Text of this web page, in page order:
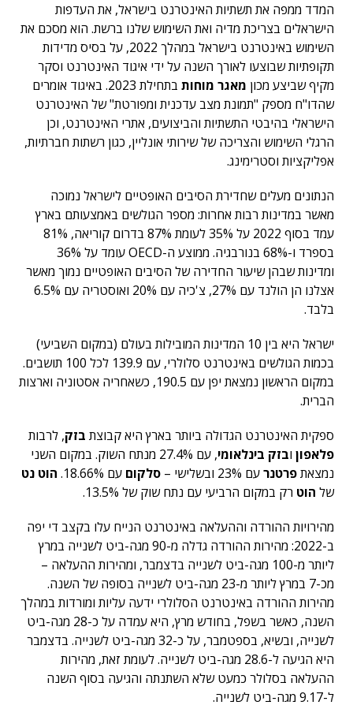
המדד ממפה את תשתיות האינטרנט בישראל, את העדפות
הישראלים בצריכת מדיה ואת השימוש שלנו ברשת. הוא מסכם את
השימוש באינטרנט בישראל במהלך 2022, על בסיס מדידות
תקופתיות שבוצעו לאורך השנה על ידי איגוד האינטרנט וסקר
מקיף שביצע מכון מאגר מוחות
בתחילת 2023. באיגוד אומרים
שהדו"ח מספק "תמונת מצב עדכנית ומפורטת" של האינטרנט
הישראלי בהיבטי התשתיות והביצועים, אתרי האינטרנט, וכן
הרגלי השימוש והצריכה של שירותי אונליין, כגון רשתות חברתיות,
אפליקציות וסטרימינג.
הנתונים מעלים שחדירת הסיבים האופטיים לישראל נמוכה
מאשר במדינות רבות אחרות: מספר הגולשים באמצעותם בארץ
עמד בסוף 2022 על 35% לעומת 87% בדרום קוריאה, 81%
בספרד ו-68% בנורבגיה. ממוצע ה-OECD עומד על 36%
ומדינות שבהן שיעור החדירה של הסיבים האופטיים נמוך מאשר
אצלנו הן הולנד עם 27%, צ'כיה עם 20% ואוסטריה עם 6.5%
בלבד.
ישראל היא בין 10 המדינות המובילות בעולם (במקום השביעי)
בכמות הגולשים באינטרנט סלולרי, עם 139.9 לכל 100 תושבים.
במקום הראשון נמצאת יפן עם 190.5, כשאחריה אסטוניה וארצות
הברית.
ספקית האינטרנט הגדולה ביותר בארץ היא קבוצת בזק, לרבות
פלאפון ובזק בינלאומי
, עם 27.4% מנתח השוק. במקום השני
נמצאתפרטנרעם 23% ובשלישי – סלקום עם 18.66%.
הוט נט
של הוט רק במקום הרביעי עם נתח שוק של 13.5%.
מהירויות ההורדה וההעלאה באינטרנט הנייח עלו בקצב די יפה
ב-2022: מהירות ההורדה גדלה מ-90 מגה-ביט לשנייה במרץ
ליותר מ-100 מגה-ביט לשנייה בדצמבר, ומהירות ההעלאה –
מכ-7 במרץ ליותר מ-23 מגה-ביט לשנייה בסופה של השנה.
מהירות ההורדה באינטרנט הסלולרי ידעה עליות ומורדות במהלך
השנה, כאשר בשפל, בחודש מרץ, היא עמדה על כ-28 מגה-ביט
לשנייה, ובשיא, בספטמבר, על כ-32 מגה-ביט לשנייה. בדצמבר
היא הגיעה ל-28.6 מגה-ביט לשנייה. לעומת זאת, מהירות
ההעלאה בסלולר כמעט שלא השתנתה והגיעה בסוף השנה
ל-9.17 מגה-ביט לשנייה.